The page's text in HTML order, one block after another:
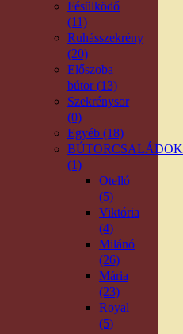
Fésülködő
(11)
Ruhásszekrény
(20)
Előszoba
bútor (13)
Szekrénysor
(0)
Egyéb (18)
BÚTORCSALÁDOK
(1)
Otelló
(5)
Viktória
(4)
Milánó
(26)
Mária
(23)
Royal
(5)